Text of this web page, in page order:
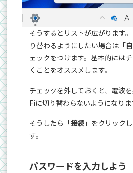
そうするとリストが広がります
り替わるようにしたい場合は「
ェックをつけます。基本的には
くことをオススメします。
チェックを外しておくと、電波
Fiに切り替わらないようになりま
そうしたら「接続 」をクリック
す。
パスワードを入力しよう